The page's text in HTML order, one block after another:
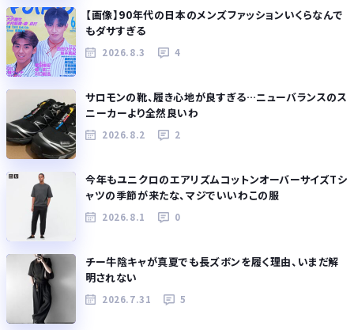
【画像】90年代の日本のメンズファッションいくらなんで
もダサすぎる
2026.8.3 4
サロモンの靴、履き心地が良すぎる…ニューバランスのス
ニーカーより全然良いわ
2026.8.2 2
今年もユニクロのエアリズムコットンオーバーサイズTシ
ャツの季節が来たな、マジでいいわこの服
2026.8.1 0
チー牛陰キャが真夏でも長ズボンを履く理由、いまだ解
明されない
2026.7.31 5